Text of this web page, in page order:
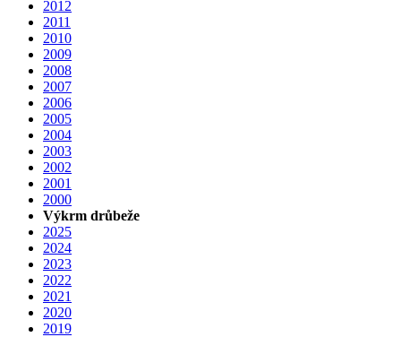
2012
2011
2010
2009
2008
2007
2006
2005
2004
2003
2002
2001
2000
Výkrm drůbeže
2025
2024
2023
2022
2021
2020
2019